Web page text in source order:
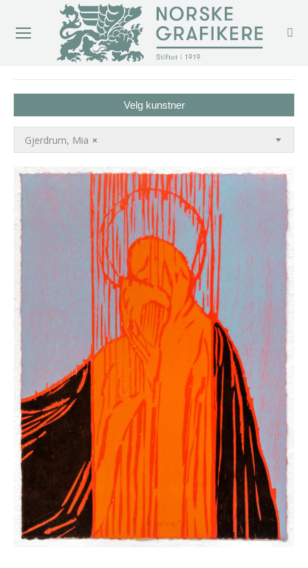
Velg kunstner
×
Gjerdrum, Mia